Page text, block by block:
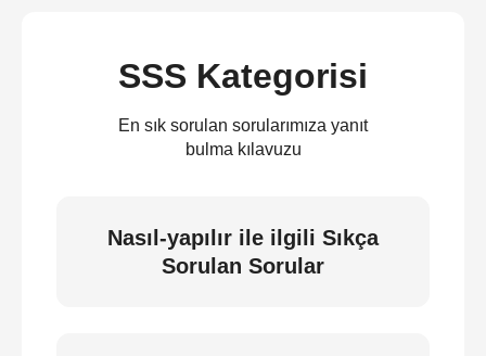
SSS Kategorisi
En sık sorulan sorularımıza yanıt
bulma kılavuzu
Nasıl-yapılır ile ilgili Sıkça
Sorulan Sorular